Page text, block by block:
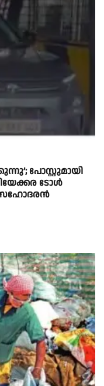
പോസ്റ്റുമായി
ടോൾ
സഹോദരൻ